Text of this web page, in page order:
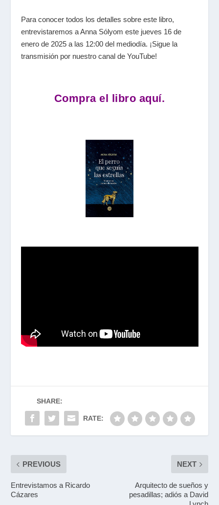
Para conocer todos los detalles sobre este libro,
entrevistaremos a Anna Sólyom este jueves 16 de
enero de 2025 a las 12:00 del mediodía. ¡Sigue la
transmisión por nuestro canal de YouTube!
Compra el libro aquí.
SHARE:
RATE:
PREVIOUS
Entrevistamos a Ricardo
Cázares
NEXT
Arquitecto de sueños y
pesadillas; adiós a David